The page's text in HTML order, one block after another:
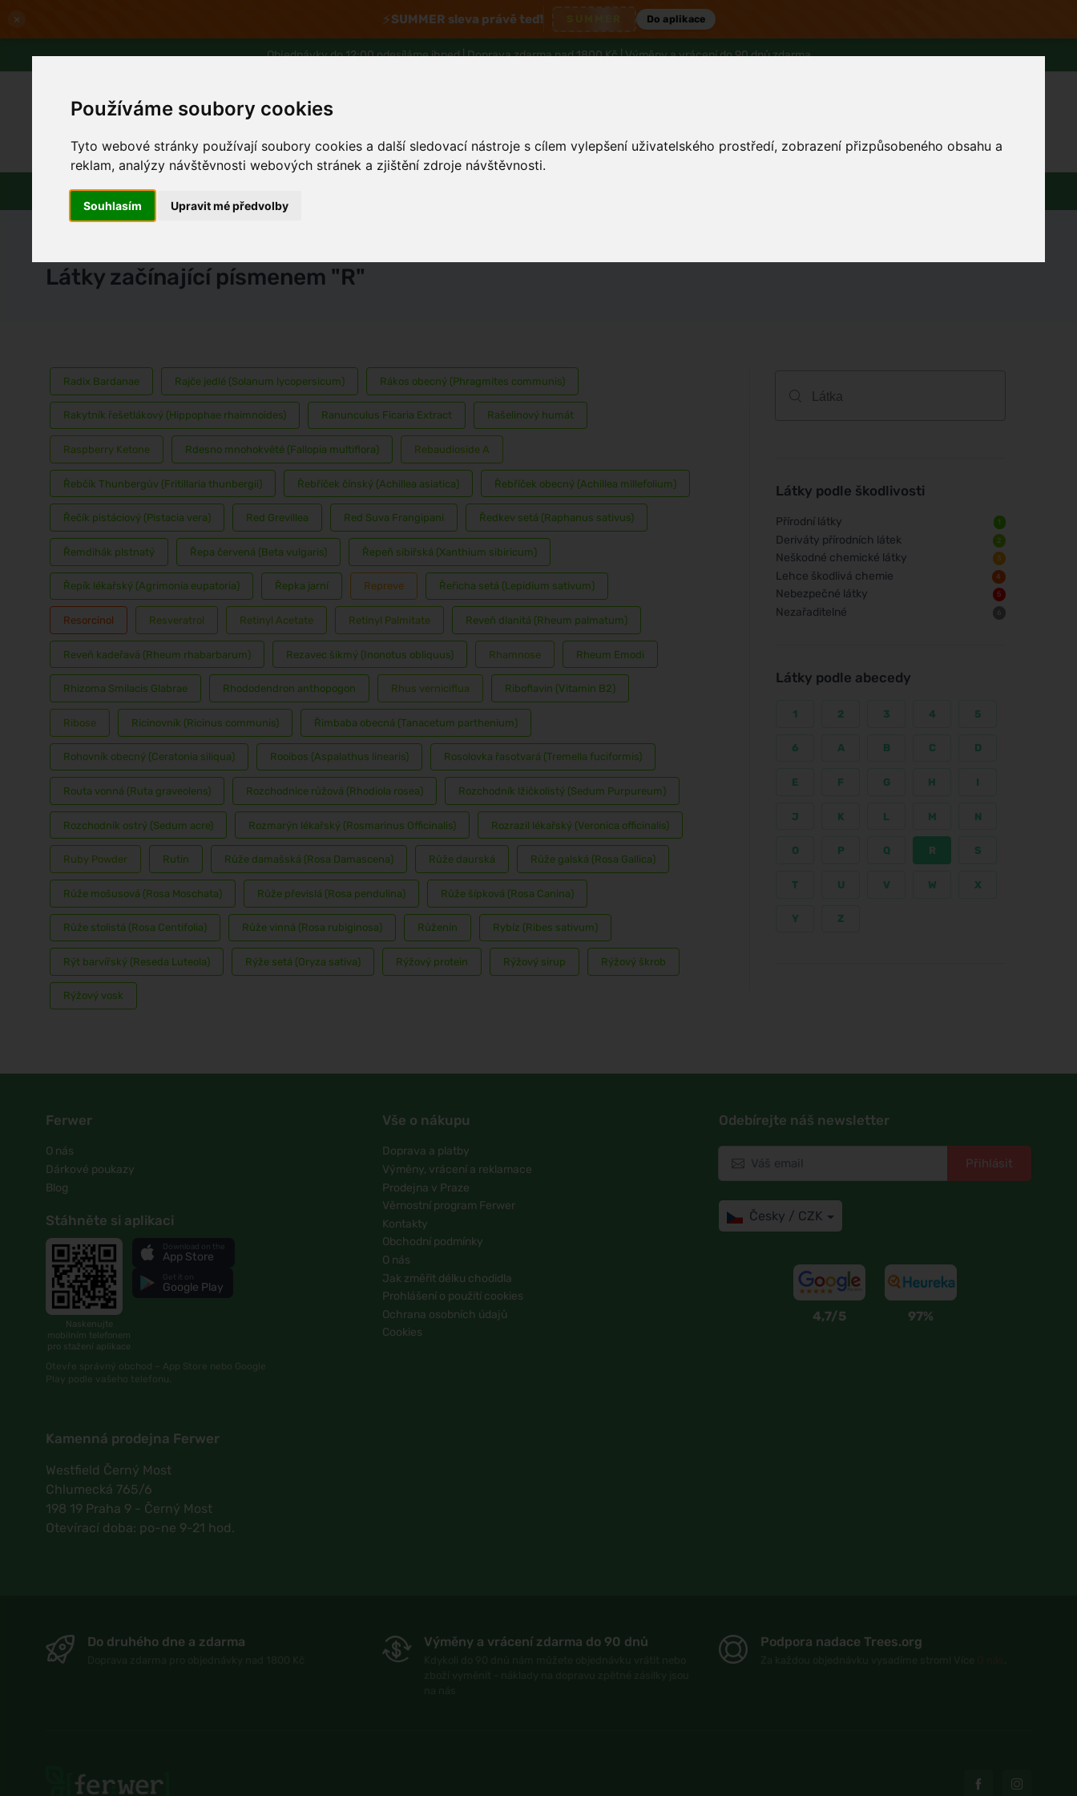
Používáme soubory cookies
Tyto webové stránky používají soubory cookies a další sledovací nástroje s cílem vylepšení uživatelského prostředí, zobrazení přizpůsobeného obsahu a
reklam, analýzy návštěvnosti webových stránek a zjištění zdroje návštěvnosti.
Souhlasím Upravit mé předvolby
× ⚡SUMMER sleva právě teď! Do aplikace
Objednávky do 12:00 odesíláme ihned |Doprava zdarma nad 1800 Kč| Výměny a vrácení do 90 dnů zdarma
Slevy až -80% Blog Lexikon
Parfémy Líčení
Látky začínající písmenem "R"
Radix Bardanae Rajče jedlé (Solanum lycopersicum) Rákos obecný (Phragmites communis)
Rakytník řešetlákový (Hippophae rhaimnoides) Ranunculus Ficaria Extract Rašelinový humát
Raspberry Ketone Rdesno mnohokvěté (Fallopia multiflora) Rebaudioside A
Řebčík Thunbergův (Fritillaria thunbergii) Řebříček čínský (Achillea asiatica) Řebříček obecný (Achillea millefolium)
Řečík pistáciový (Pistacia vera) Red Grevillea Red Suva Frangipani Ředkev setá (Raphanus sativus)
Řemdihák plstnatý Řepa červená (Beta vulgaris) Řepeň sibiřská (Xanthium sibiricum)
Řepík lékařský (Agrimonia eupatoria) Řepka jarní Repreve Řeřicha setá (Lepidium sativum)
Resorcinol Resveratrol Retinyl Acetate Retinyl Palmitate Reveň dlanitá (Rheum palmatum)
Reveň kadeřavá (Rheum rhabarbarum) Rezavec šikmý (Inonotus obliquus) Rhamnose Rheum Emodi
Rhizoma Smilacis Glabrae Rhododendron anthopogon Rhus verniciflua Riboflavin (Vitamin B2)
Ribose Ricinovník (Ricinus communis) Řimbaba obecná (Tanacetum parthenium)
Rohovník obecný (Ceratonia siliqua) Rooibos (Aspalathus linearis) Rosolovka řasotvará (Tremella fuciformis)
Routa vonná (Ruta graveolens) Rozchodnice růžová (Rhodiola rosea) Rozchodník lžičkolistý (Sedum Purpureum)
Rozchodník ostrý (Sedum acre) Rozmarýn lékařský (Rosmarinus Officinalis) Rozrazil lékařský (Veronica officinalis)
Ruby Powder Rutin Růže damašská (Rosa Damascena) Růže daurská Růže galská (Rosa Gallica)
Růže mošusová (Rosa Moschata) Růže převislá (Rosa pendulina) Růže šípková (Rosa Canina)
Růže stolistá (Rosa Centifolia) Růže vinná (Rosa rubiginosa) Růženín Rybíz (Ribes sativum)
Rýt barvířský (Reseda Luteola) Rýže setá (Oryza sativa) Rýžový protein Rýžový sirup Rýžový škrob
Rýžový vosk
Látky podle škodlivosti
Přírodní látky 1
Deriváty přírodních látek 2
Neškodné chemické látky 3
Lehce škodlivá chemie 4
Nebezpečné látky 5
Nezařaditelné
Látky podle abecedy
1 2 3 4 5
6 A B C D
E F G H I
J K L M N
O P Q R S
T U V W X
Y Z
Ferwer
O nás
Dárkové poukazy
Blog
Stáhněte si aplikaci
Naskenujte
mobilním telefonem
pro stažení aplikace
App Store
Google Play
Otevře správný obchod – App Store nebo Google
Play podle vašeho telefonu.
Kamenná prodejna Ferwer
Westfield Černý Most
Chlumecká 765/6
198 19 Praha 9 - Černý Most
Otevírací doba: po-ne 9-21 hod.
Vše o nákupu
Doprava a platby
Výměny, vrácení a reklamace
Prodejna v Praze
Věrnostní program Ferwer
Kontakty
Obchodní podmínky
O nás
Jak změřit délku chodidla
Prohlášení o použití cookies
Ochrana osobních údajů
Cookies
Odebírejte náš newsletter
Přihlásit
Česky / CZK
4,7/5 97%
Do druhého dne a zdarma Výměny a vrácení zdarma do 90 dnů Podpora nadace Trees.org